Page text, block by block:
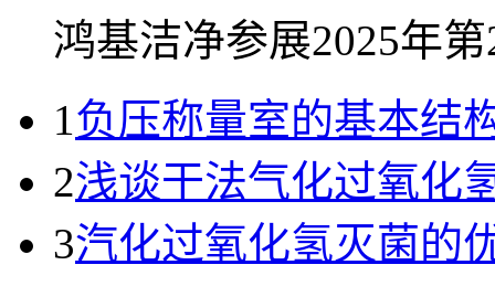
鸿基洁净参展2025年第
1负压称量室的基本结
2浅谈干法气化过氧化
3汽化过氧化氢灭菌的